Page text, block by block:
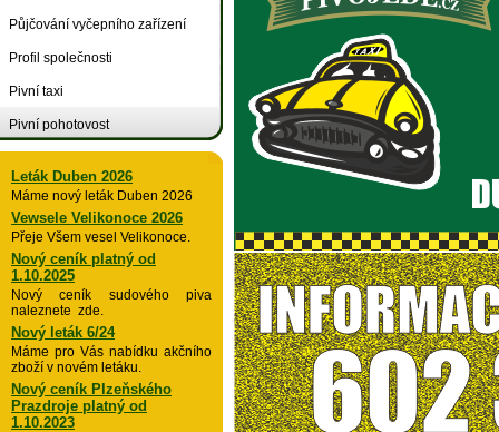
Půjčování vyčepního zařízení
Profil společnosti
Pivní taxi
Pivní pohotovost
Leták Duben 2026
Máme nový leták Duben 2026
Vewsele Velikonoce 2026
Přeje Všem vesel Velikonoce.
Nový ceník platný od
1.10.2025
Nový ceník sudového piva
naleznete zde.
Nový leták 6/24
Máme pro Vás nabídku akčního
zboží v novém letáku.
Nový ceník Plzeňského
Prazdroje platný od
1.10.2023